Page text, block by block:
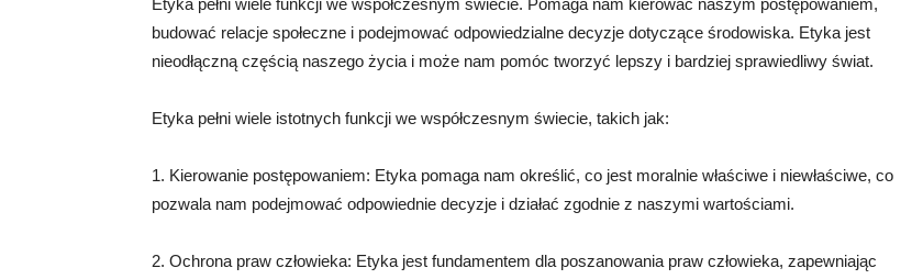
Etyka pełni wiele funkcji we współczesnym świecie. Pomaga nam kierować naszym postępowaniem,
budować relacje społeczne i podejmować odpowiedzialne decyzje dotyczące środowiska. Etyka jest
nieodłączną częścią naszego życia i może nam pomóc tworzyć lepszy i bardziej sprawiedliwy świat.
Etyka pełni wiele istotnych funkcji we współczesnym świecie, takich jak:
1. Kierowanie postępowaniem: Etyka pomaga nam określić, co jest moralnie właściwe i niewłaściwe, co
pozwala nam podejmować odpowiednie decyzje i działać zgodnie z naszymi wartościami.
2. Ochrona praw człowieka: Etyka jest fundamentem dla poszanowania praw człowieka, zapewniając